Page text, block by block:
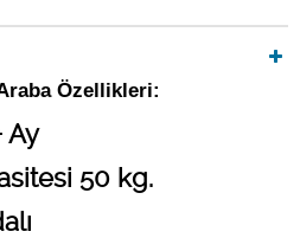
Özellikleri:
Ay
50 kg.